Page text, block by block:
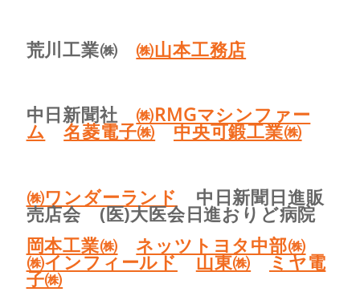
荒川工業㈱ ㈱山本工務店
中日新聞社 ㈱RMGマシンファー
ム 名菱電子㈱ 中央可鍛工業㈱
㈱ワンダーランド 中日新聞日進販
売店会 (医)大医会日進おりど病院
岡本工業㈱
ネッツトヨタ中部㈱
㈱インフィールド 山東㈱ ミヤ電
子㈱